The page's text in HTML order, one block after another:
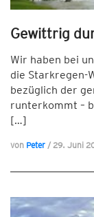
Gewittrig
Wir haben bei
die Starkregen-
bezüglich der
runterkommt –
[…]
von Peter / 29. Juni